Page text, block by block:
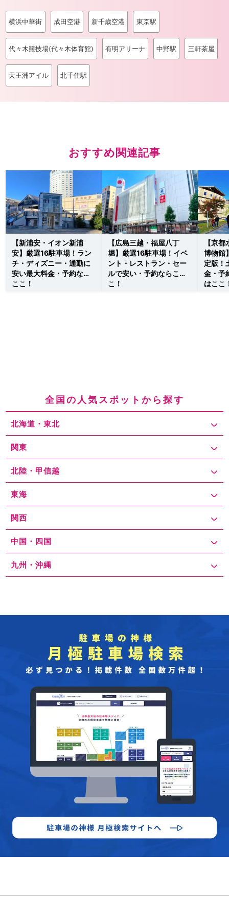
横浜中華街 成田空港 新千歳空港 東京駅
代々木競技場(代々木体育館) 有明アリーナ 中野駅 三軒茶屋
天王洲アイル 北千住駅
おすすめ関連記事
【新浦安・イオン新浦
安】厳選16駐車場！ラン
チ・ディズニー・通勤に
安い最大料金・予約なら
ここ！
【広島三越・福屋八丁
堀】厳選16駐車場！イベ
ント・レストラン・セー
ルで安い・予約ならこ
こ！
【京
博物館
定版！
金・予
はここ
全国の人気スポットから探す
北海道・東北
関東
北陸・甲信越
東海
関西
中国・四国
九州・沖縄